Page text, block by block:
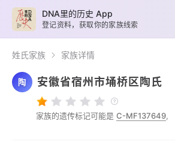
姓氏家族 家族详情
陶 安徽省宿州市埇桥区陶氏
家族的遗传标记可能是 C-MF137649,
DNA里的历史 App
登记资料，获取你的家族线索